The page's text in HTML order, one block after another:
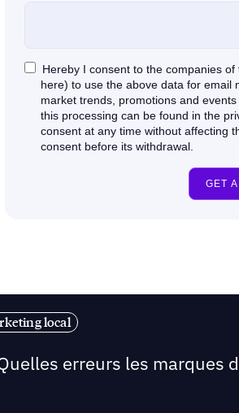
local
erreurs les